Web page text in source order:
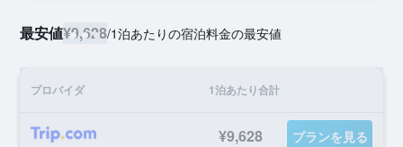
最安値¥9,628/1泊あたりの宿泊料金の最安値
プロバイダ 1泊あたり合計
¥9,628 プランを見る